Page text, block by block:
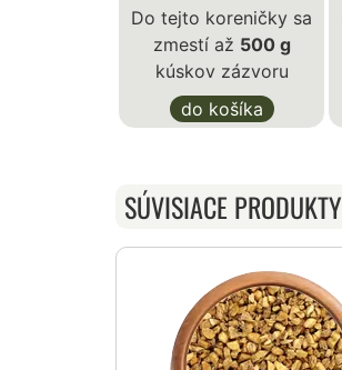
Do tejto koreničky sa
zmestí až 500 g
kúskov zázvoru
do košíka
SÚVISIACE PRODUKTY